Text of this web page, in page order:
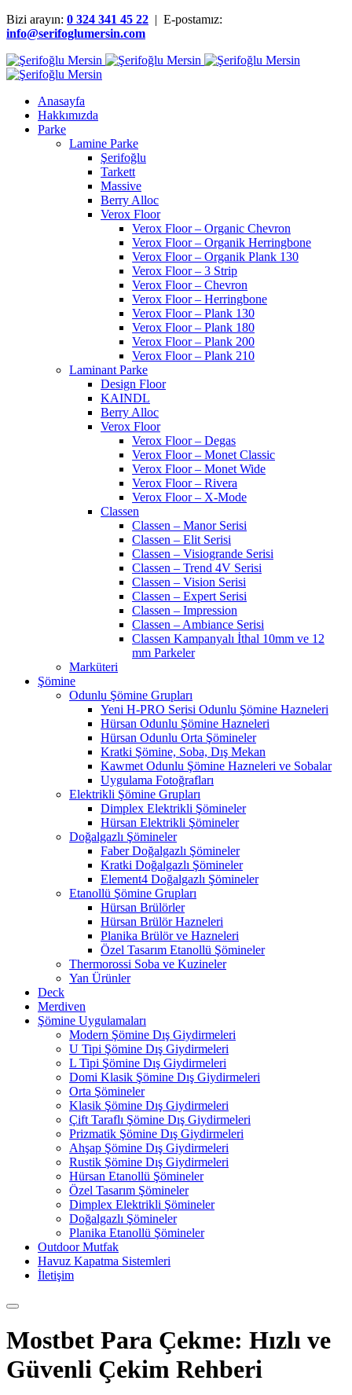
Bizi arayın: 0 324 341 45 22 | E-postamız:
info@serifoglumersin.com
Anasayfa
Hakkımızda
Parke
Lamine Parke
Şerifoğlu
Tarkett
Massive
Berry Alloc
Verox Floor
Verox Floor – Organic Chevron
Verox Floor – Organik Herringbone
Verox Floor – Organik Plank 130
Verox Floor – 3 Strip
Verox Floor – Chevron
Verox Floor – Herringbone
Verox Floor – Plank 130
Verox Floor – Plank 180
Verox Floor – Plank 200
Verox Floor – Plank 210
Laminant Parke
Design Floor
KAINDL
Berry Alloc
Verox Floor
Verox Floor – Degas
Verox Floor – Monet Classic
Verox Floor – Monet Wide
Verox Floor – Rivera
Verox Floor – X-Mode
Classen
Classen – Manor Serisi
Classen – Elit Serisi
Classen – Visiogrande Serisi
Classen – Trend 4V Serisi
Classen – Vision Serisi
Classen – Expert Serisi
Classen – Impression
Classen – Ambiance Serisi
Classen Kampanyalı İthal 10mm ve 12
mm Parkeler
Marküteri
Şömine
Odunlu Şömine Grupları
Yeni H-PRO Serisi Odunlu Şömine Hazneleri
Hürsan Odunlu Şömine Hazneleri
Hürsan Odunlu Orta Şömineler
Kratki Şömine, Soba, Dış Mekan
Kawmet Odunlu Şömine Hazneleri ve Sobalar
Uygulama Fotoğrafları
Elektrikli Şömine Grupları
Dimplex Elektrikli Şömineler
Hürsan Elektrikli Şömineler
Doğalgazlı Şömineler
Faber Doğalgazlı Şömineler
Kratki Doğalgazlı Şömineler
Element4 Doğalgazlı Şömineler
Etanollü Şömine Grupları
Hürsan Brülörler
Hürsan Brülör Hazneleri
Planika Brülör ve Hazneleri
Özel Tasarım Etanollü Şömineler
Thermorossi Soba ve Kuzineler
Yan Ürünler
Deck
Merdiven
Şömine Uygulamaları
Modern Şömine Dış Giydirmeleri
U Tipi Şömine Dış Giydirmeleri
L Tipi Şömine Dış Giydirmeleri
Domi Klasik Şömine Dış Giydirmeleri
Orta Şömineler
Klasik Şömine Dış Giydirmeleri
Çift Taraflı Şömine Dış Giydirmeleri
Prizmatik Şömine Dış Giydirmeleri
Ahşap Şömine Dış Giydirmeleri
Rustik Şömine Dış Giydirmeleri
Hürsan Etanollü Şömineler
Özel Tasarım Şömineler
Dimplex Elektrikli Şömineler
Doğalgazlı Şömineler
Planika Etanollü Şömineler
Outdoor Mutfak
Havuz Kapatma Sistemleri
İletişim
Mostbet Para Çekme: Hızlı ve
Güvenli Çekim Rehberi